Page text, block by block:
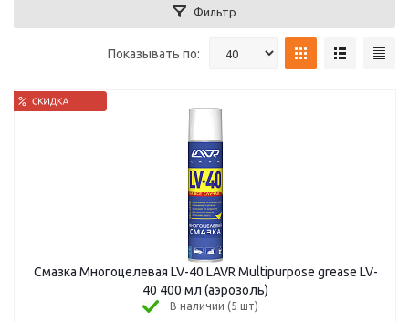
Фильтр
Показывать по:
Смазка Многоцелевая LV-40 LAVR Multipurpose grease LV-
40 400 мл (аэрозоль)
В наличии (5 шт)